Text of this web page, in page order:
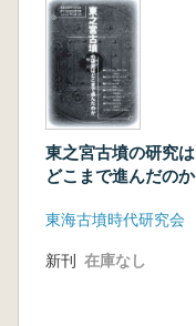
東之宮古墳の研究は
どこまで進んだのか
東海古墳時代研究会
新刊 在庫なし